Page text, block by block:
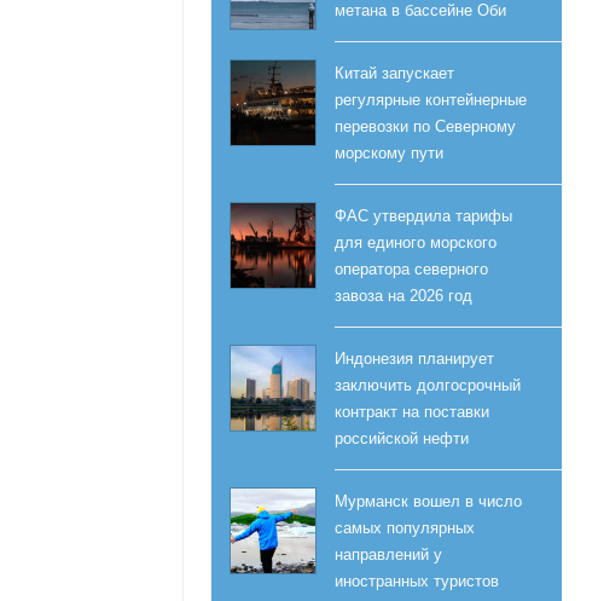
метана в бассейне Оби
Китай запускает
регулярные контейнерные
перевозки по Северному
морскому пути
ФАС утвердила тарифы
для единого морского
оператора северного
завоза на 2026 год
Индонезия планирует
заключить долгосрочный
контракт на поставки
российской нефти
Мурманск вошел в число
самых популярных
направлений у
иностранных туристов